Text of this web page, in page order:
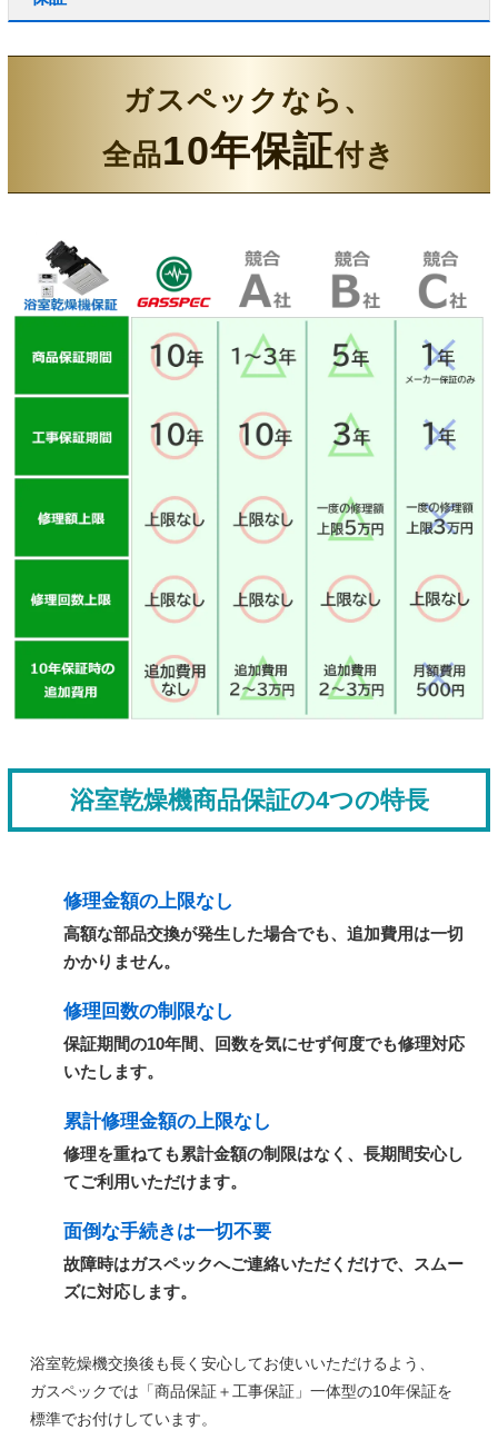
ガスペックなら、
全品10年保証付き
浴室乾燥機商品保証の4つの特長
修理金額の上限なし
高額な部品交換が発生した場合でも、追加費用は一切
かかりません。
修理回数の制限なし
保証期間の10年間、回数を気にせず何度でも修理対応
いたします。
累計修理金額の上限なし
修理を重ねても累計金額の制限はなく、長期間安心し
てご利用いただけます。
面倒な手続きは一切不要
故障時はガスペックへご連絡いただくだけで、スムー
ズに対応します。
浴室乾燥機交換後も長く安心してお使いいただけるよう、
ガスペックでは 「商品保証＋工事保証」一体型の10年保証を
標準でお付けしています。